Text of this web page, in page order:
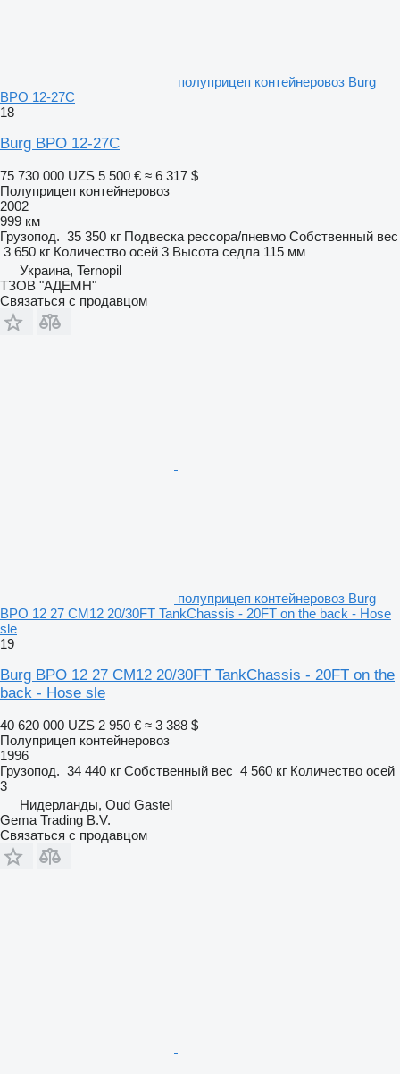
полуприцеп контейнеровоз Burg
BPO 12-27C
18
Burg BPO 12-27C
75 730 000 UZS 5 500 € ≈ 6 317 $
Полуприцеп контейнеровоз
2002
999 км
Грузопод. 35 350 кг Подвеска рессора/пневмо Собственный вес
3 650 кг Количество осей 3 Высота седла 115 мм
Украина, Ternopil
ТЗОВ "АДЕМН"
Связаться с продавцом
полуприцеп контейнеровоз Burg
BPO 12 27 CM12 20/30FT TankChassis - 20FT on the back - Hose
sle
19
Burg BPO 12 27 CM12 20/30FT TankChassis - 20FT on the
back - Hose sle
40 620 000 UZS 2 950 € ≈ 3 388 $
Полуприцеп контейнеровоз
1996
Грузопод. 34 440 кг Собственный вес 4 560 кг Количество осей
3
Нидерланды, Oud Gastel
Gema Trading B.V.
Связаться с продавцом